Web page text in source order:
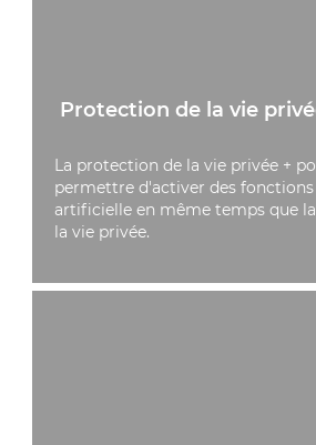
Protection de la vie
La protection de la vie privée +
permettre d'activer des
artificielle en même temps que
la vie privée.